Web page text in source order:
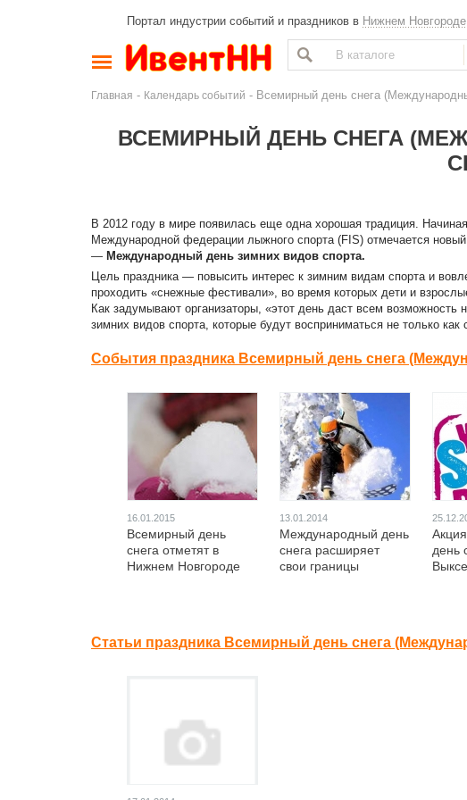
Портал индустрии событий и праздников в Нижнем Новгороде
Главная - Календарь событий - Всемирный день снега
ВСЕМИРНЫЙ ДЕНЬ СНЕГА
В 2012 году в мире появилась еще одна хорошая традиция.
Международной федерации лыжного спорта (FIS) отмечается
— Международный день зимних видов спорта.
Цель праздника — повысить интерес к зимним видам спорта и
проходить «снежные фестивали», во время которых дети и
Как задумывают организаторы, «этот день даст всем
зимних видов спорта, которые будут восприниматься не только как
События праздника Всемирный день снега
16.01.2015
Всемирный день
снега отметят в
Нижнем Новгороде
13.01.2014
Международный день
снега расширяет
свои границы
день
Выксе
Статьи праздника Всемирный день снега